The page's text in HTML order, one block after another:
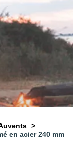
en acier 240 mm